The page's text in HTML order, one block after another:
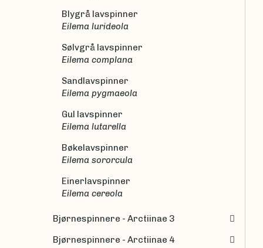
Blygrå lavspinner
Eilema lurideola
Sølvgrå lavspinner
Eilema complana
Sandlavspinner
Eilema pygmaeola
Gul lavspinner
Eilema lutarella
Bøkelavspinner
Eilema sororcula
Einerlavspinner
Eilema cereola
Bjørnespinnere - Arctiinae 3
Bjørnespinnere - Arctiinae 4